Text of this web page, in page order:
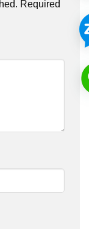
Required